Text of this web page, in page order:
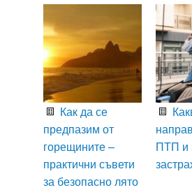
Как да се
предпазим от
горещините –
практични съвети
за безопасно лято
ПТП и